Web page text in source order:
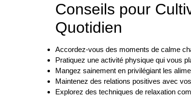
Conseils pour
Quotidien
Accordez-vous des moments de calme
Pratiquez une activité physique qui vous
Mangez sainement en privilégiant les
Maintenez des relations positives avec
Explorez des techniques de relaxation